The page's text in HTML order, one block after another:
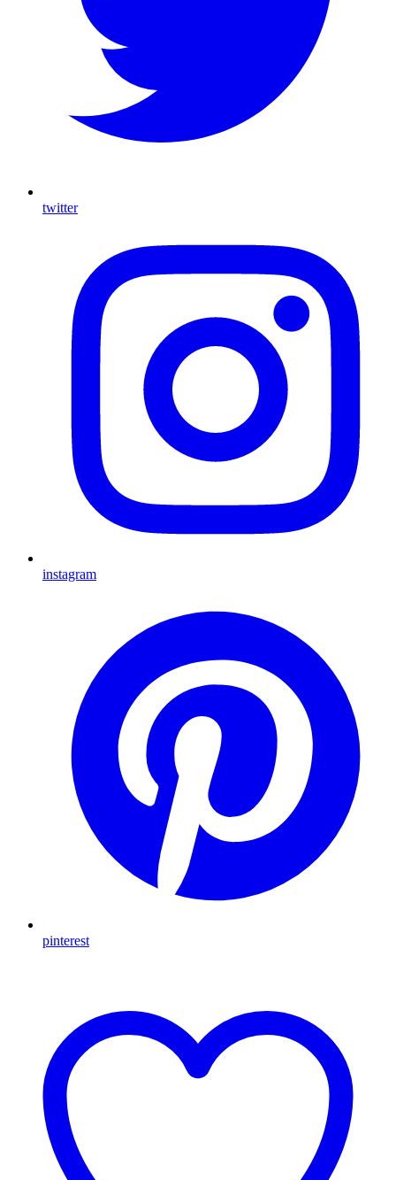
twitter
instagram
pinterest